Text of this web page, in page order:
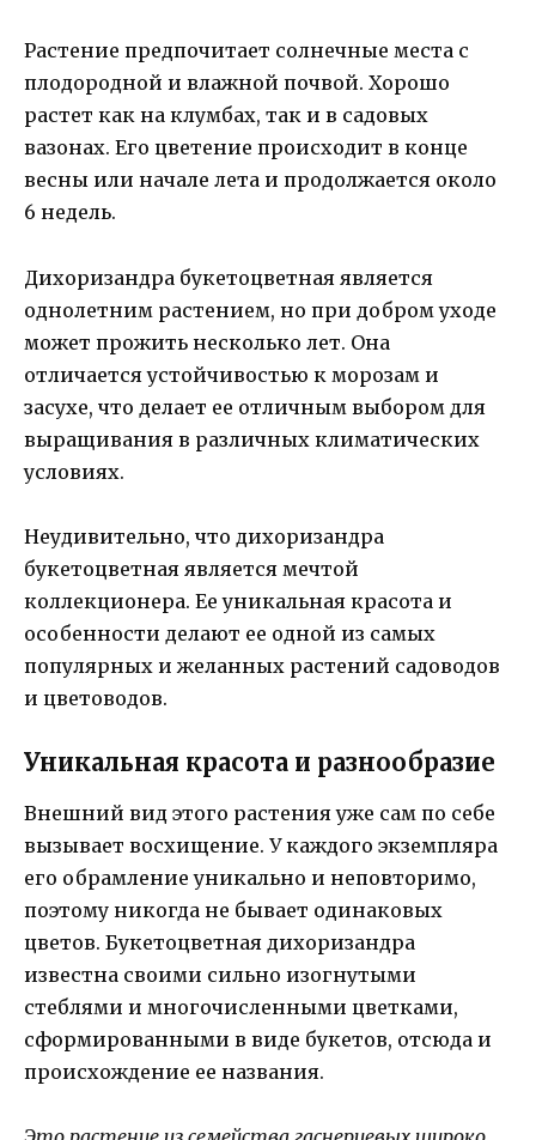
Растение предпочитает солнечные места с
плодородной и влажной почвой. Хорошо
растет как на клумбах, так и в садовых
вазонах. Его цветение происходит в конце
весны или начале лета и продолжается около
6 недель.
Дихоризандрa букетоцветная является
однолетним растением, но при добром уходе
может прожить несколько лет. Она
отличается устойчивостью к морозам и
засухе, что делает ее отличным выбором для
выращивания в различных климатических
условиях.
Неудивительно, что дихоризандрa
букетоцветная является мечтой
коллекционера. Ее уникальная красота и
особенности делают ее одной из самых
популярных и желанных растений садоводов
и цветоводов.
Уникальная красота и разнообразие
Внешний вид этого растения уже сам по себе
вызывает восхищение. У каждого экземпляра
его обрамление уникально и неповторимо,
поэтому никогда не бывает одинаковых
цветов. Букетоцветная дихоризандра
известна своими сильно изогнутыми
стеблями и многочисленными цветками,
сформированными в виде букетов, отсюда и
происхождение ее названия.